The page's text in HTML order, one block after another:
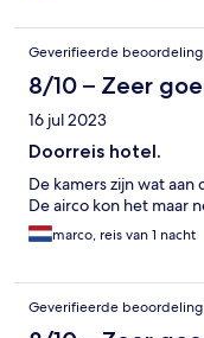
Geverifieerde beoordeling
8/10 – Zeer
16 jul 2023
Doorreis hotel.
De kamers zijn wat
De airco kon het maar
marco, reis van 1 nacht
Geverifieerde beoordeling